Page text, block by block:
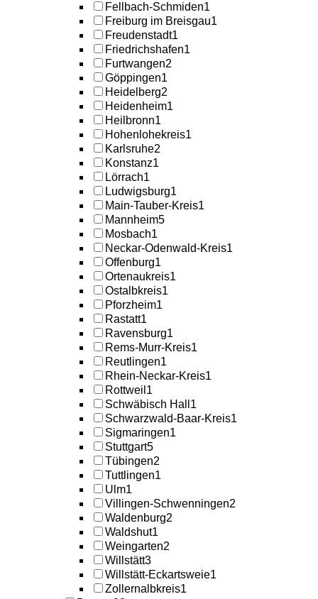
Fellbach-Schmiden1
Freiburg im Breisgau1
Freudenstadt1
Friedrichshafen1
Furtwangen2
Göppingen1
Heidelberg2
Heidenheim1
Heilbronn1
Hohenlohekreis1
Karlsruhe2
Konstanz1
Lörrach1
Ludwigsburg1
Main-Tauber-Kreis1
Mannheim5
Mosbach1
Neckar-Odenwald-Kreis1
Offenburg1
Ortenaukreis1
Ostalbkreis1
Pforzheim1
Rastatt1
Ravensburg1
Rems-Murr-Kreis1
Reutlingen1
Rhein-Neckar-Kreis1
Rottweil 1
Schwäbisch Hall 1
Schwarzwald-Baar-Kreis1
Sigmaringen1
Stuttgart5
Tübingen2
Tuttlingen1
Ulm1
Villingen-Schwenningen2
Waldenburg2
Waldshut1
Weingarten2
Willstätt3
Willstätt-Eckartsweie1
Zollernalbkreis1